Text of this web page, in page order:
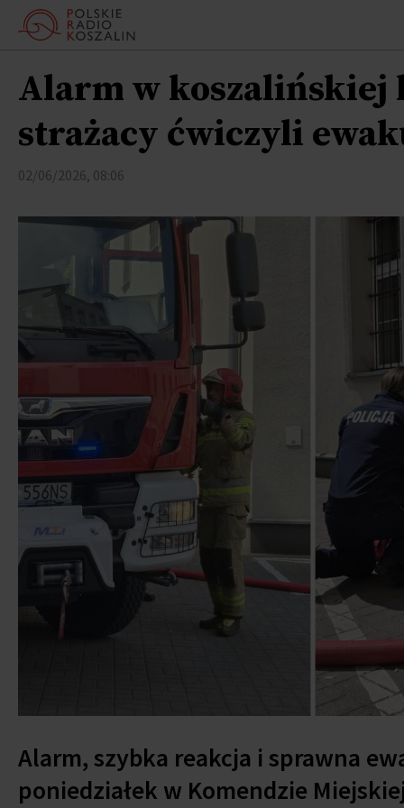
Alarm w koszalińskiej
strażacy ćwiczyli
02/06/2026, 08:06
Alarm, szybka reakcja i sprawna
poniedziałek w Komendzie